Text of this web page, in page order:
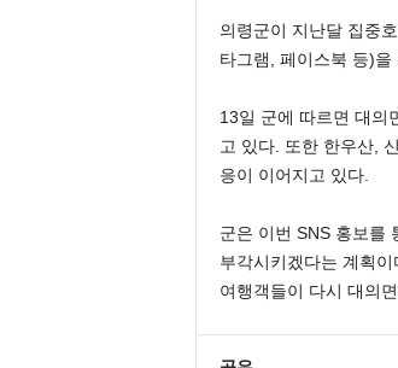
의령군이 지난달 집중
타그램, 페이스북 등)
13일 군에 따르면 대의
고 있다. 또한 한우산,
응이 이어지고 있다.
군은 이번 SNS 홍보를
부각시키겠다는 계획
여행객들이 다시 대의